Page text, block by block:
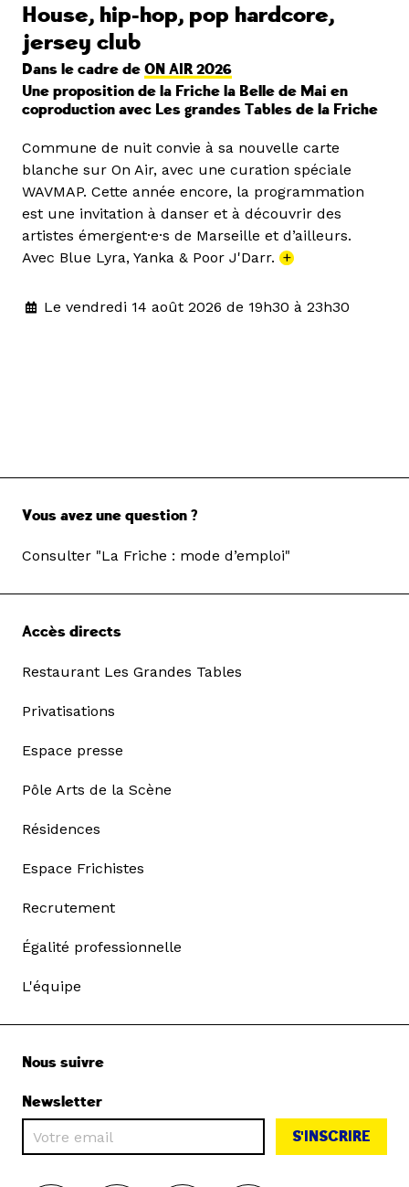
House, hip-hop, pop hardcore,
jersey club
Dans le cadre de ON AIR 2026
Une proposition de la Friche la Belle de Mai en
coproduction avec Les grandes Tables de la Friche
Commune de nuit convie à sa nouvelle carte
blanche sur On Air, avec une curation spéciale
WAVMAP. Cette année encore, la programmation
est une invitation à danser et à découvrir des
artistes émergent·e·s de Marseille et d’ailleurs.
Avec Blue Lyra, Yanka & Poor J'Darr. +
Le vendredi 14 août 2026 de 19h30 à 23h30
Vous avez une question ?
Consulter "La Friche : mode d’emploi"
Accès directs
Restaurant Les Grandes Tables
Privatisations
Espace presse
Pôle Arts de la Scène
Résidences
Espace Frichistes
Recrutement
Égalité professionnelle
L'équipe
Nous suivre
Newsletter
S'INSCRIRE